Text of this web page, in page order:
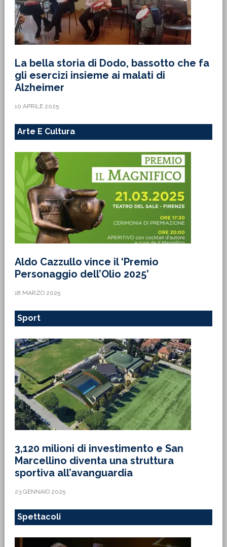
La bella storia di Dodo, bassotto che fa
gli esercizi insieme ai malati di
Alzheimer
10 APRILE 2025
Arte E Cultura
Aldo Cazzullo vince il ‘Premio
Personaggio dell’Olio 2025’
18 MARZO 2025
Sport
3,120 milioni di investimento e San
Marcellino diventa una struttura
sportiva all’avanguardia
23 GENNAIO 2025
Spettacoli